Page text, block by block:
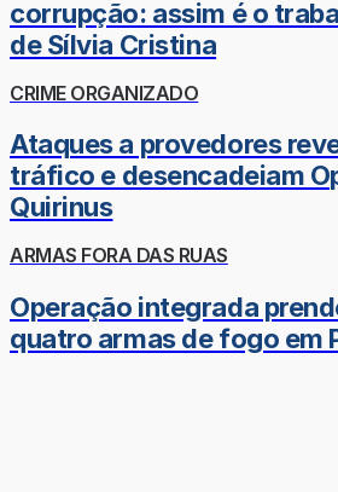
corrupção: assim é o
de Sílvia Cristina
CRIME ORGANIZADO
Ataques a provedores
tráfico e desencadeiam
Quirinus
ARMAS FORA DAS RUAS
Operação integrada
quatro armas de fogo em